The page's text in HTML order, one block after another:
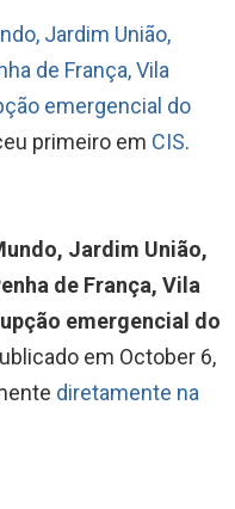
Jardim União,
de França, Vila
emergencial do
primeiro em CIS.
Jardim União,
de França, Vila
emergencial do
em October 6,
diretamente na